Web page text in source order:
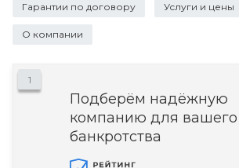
Гарантии по договору Услуги и цены
О компании
1
Подберём надёжную
компанию для вашего
банкротства